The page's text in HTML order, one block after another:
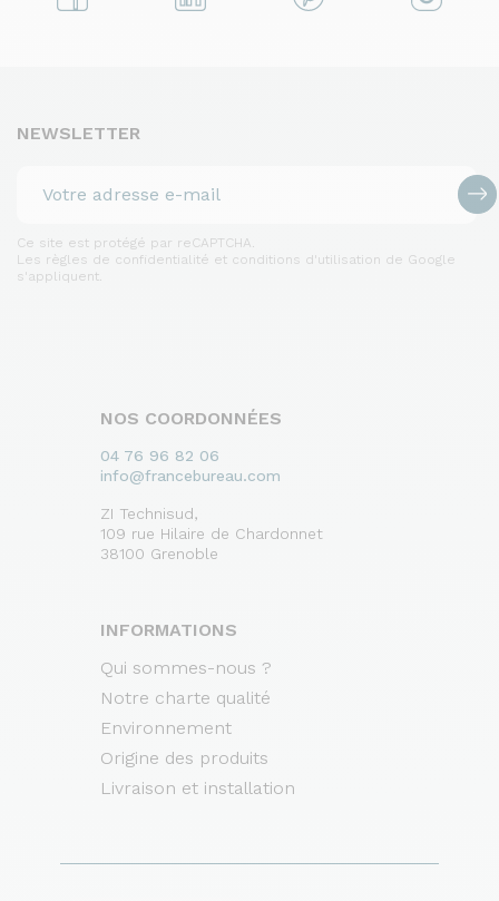
NEWSLETTER
Ce site est protégé par reCAPTCHA.
Les règles de confidentialité et conditions d'utilisation de Google
s'appliquent.
NOS COORDONNÉES
04 76 96 82 06
info@francebureau.com
ZI Technisud,
109 rue Hilaire de Chardonnet
38100 Grenoble
INFORMATIONS
Qui sommes-nous ?
Notre charte qualité
Environnement
Origine des produits
Livraison et installation